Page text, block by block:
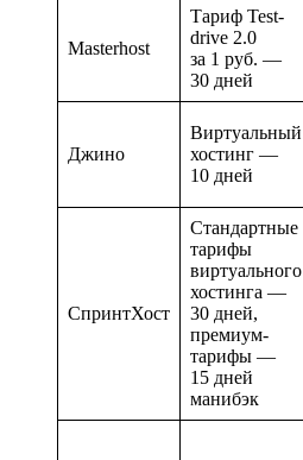
Masterhost
Тариф Test-
drive 2.0
за 1 руб. —
30 дней
Джино
Виртуальный
хостинг —
10 дней
СпринтХост
Стандартные
тарифы
виртуального
хостинга —
30 дней,
премиум-
тарифы —
15 дней
манибэк